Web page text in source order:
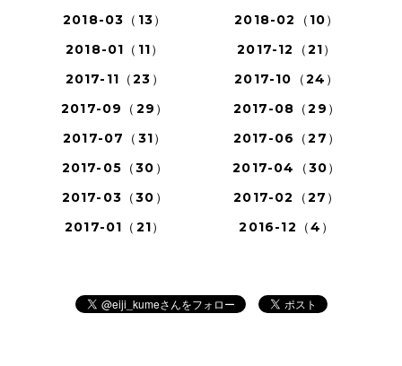
2018-03（13）
2018-02（10）
2018-01（11）
2017-12（21）
2017-11（23）
2017-10（24）
2017-09（29）
2017-08（29）
2017-07（31）
2017-06（27）
2017-05（30）
2017-04（30）
2017-03（30）
2017-02（27）
2017-01（21）
2016-12（4）